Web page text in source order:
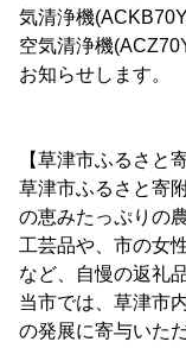
気清浄機
空気清浄機
お知らせします。
【草津市ふるさと
草津市ふるさと寄
の恵みたっぷりの
工芸品や、市の女
など、自慢の返礼
当市では、草津市
の発展に寄与いた